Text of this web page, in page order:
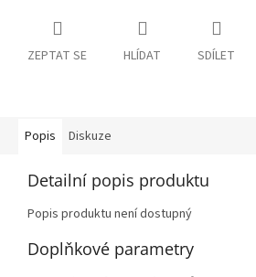
ZEPTAT SE HLÍDAT SDÍLET
Popis Diskuze
Detailní popis produktu
Popis produktu není dostupný
Doplňkové parametry